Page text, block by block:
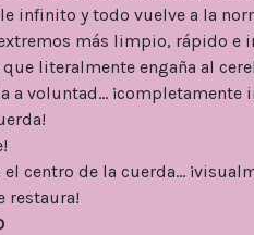
infinito y todo vuelve a la
más limpio, rápido e
literalmente engaña al
a voluntad... ¡completamente
centro de la cuerda...
restaura!